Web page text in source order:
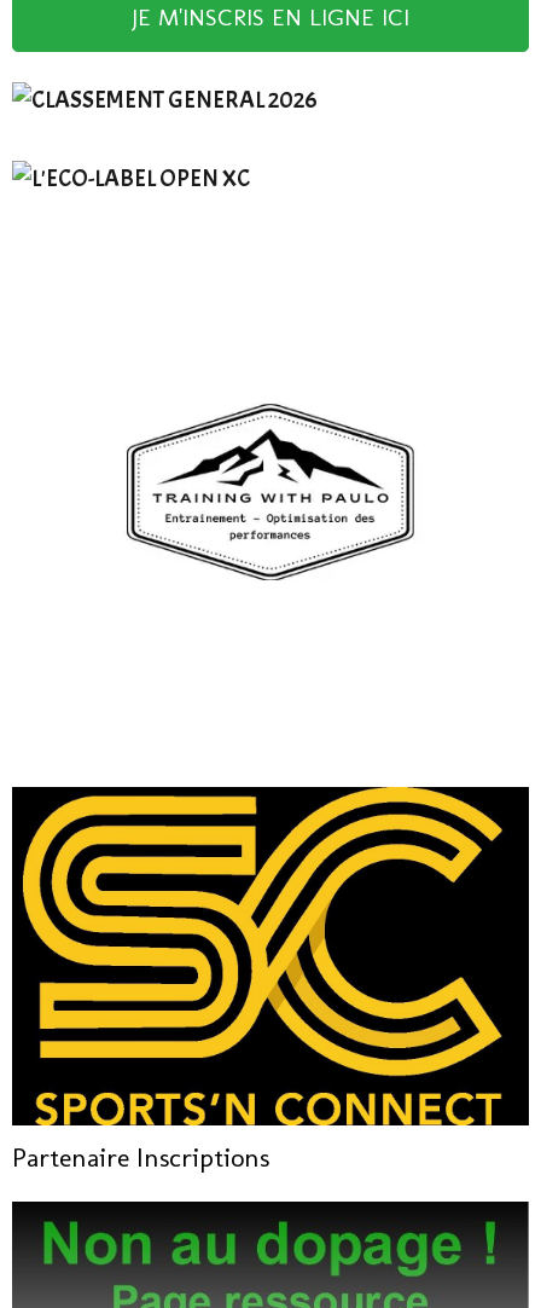
JE M'INSCRIS EN LIGNE ICI
Partenaire Inscriptions